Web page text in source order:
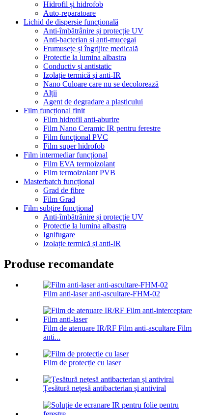
Hidrofil și hidrofob
Auto-reparatoare
Lichid de dispersie funcțională
Anti-îmbătrânire și protecție UV
Anti-bacterian și anti-mucegai
Frumusețe și îngrijire medicală
Protectie la lumina albastra
Conductiv și antistatic
Izolație termică și anti-IR
Nano Culoare care nu se decolorează
Alții
Agent de degradare a plasticului
Film funcțional finit
Film hidrofil anti-aburire
Film Nano Ceramic IR pentru ferestre
Film funcțional PVC
Film super hidrofob
Film intermediar funcțional
Film EVA termoizolant
Film termoizolant PVB
Masterbatch funcțional
Grad de fibre
Film Grad
Film subțire funcțional
Anti-îmbătrânire și protecție UV
Protectie la lumina albastra
Ignifugare
Izolație termică și anti-IR
Produse recomandate
Film anti-laser anti-ascultare-FHM-02
Film de atenuare IR/RF Film anti-ascultare Film
anti...
Film de protecție cu laser
Țesătură nețesă antibacterian și antiviral